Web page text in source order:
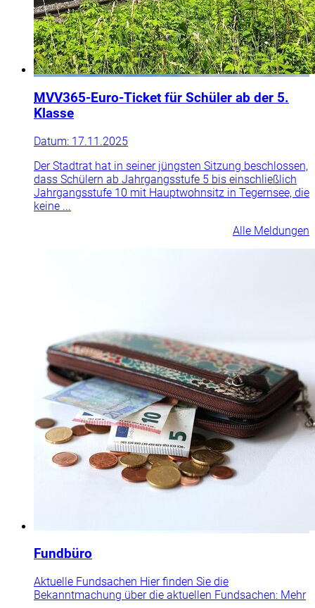
MVV365-Euro-Ticket für Schüler ab der 5.
Klasse
Datum: 17.11.2025
Der Stadtrat hat in seiner jüngsten Sitzung beschlossen,
dass Schülern ab Jahrgangsstufe 5 bis einschließlich
Jahrgangsstufe 10 mit Hauptwohnsitz in Tegernsee, die
keine ...
Alle Meldungen
Fundbüro
Aktuelle Fundsachen Hier finden Sie die
Bekanntmachung über die aktuellen Fundsachen: Mehr